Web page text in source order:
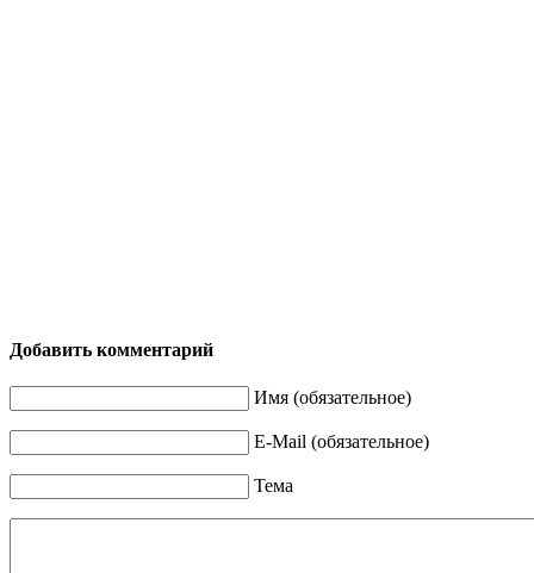
Добавить комментарий
Имя (обязательное)
E-Mail (обязательное)
Тема